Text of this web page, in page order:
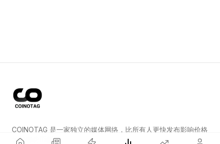
COINOTAG 是一家独立的媒体网络，比所有人更快发布影响价格
的加密货币新闻。